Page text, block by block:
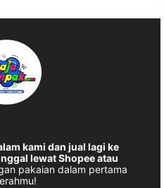
kami dan jual lagi ke
lewat Shopee atau
pakaian dalam pertama